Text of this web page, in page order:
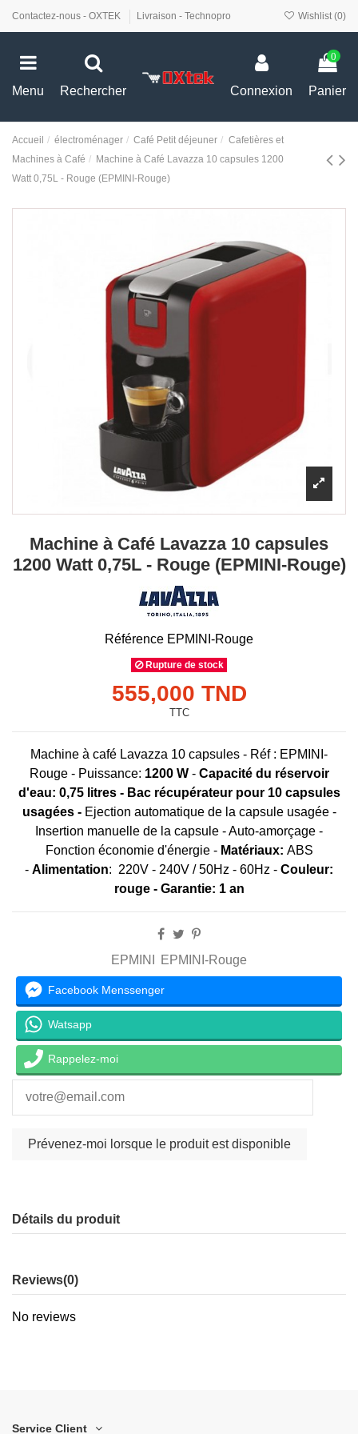
Contactez-nous - OXTEK Livraison - Technopro Wishlist (0)
Menu Rechercher Connexion
0
Panier
Accueil électroménager Café Petit déjeuner
Cafetières et
Machines à Café
Machine à Café Lavazza 10 capsules 1200
Watt 0,75L - Rouge (EPMINI-Rouge)
Machine à Café Lavazza 10 capsules
1200 Watt 0,75L - Rouge (EPMINI-Rouge)
Référence EPMINI-Rouge
Rupture de stock
555,000 TND
TTC
Machine à café Lavazza 10 capsules - Réf : EPMINI-
Rouge - Puissance: 1200 W- Capacité du réservoir
d'eau: 0,75 litres - Bac récupérateur pour 10 capsules
usagées - Ejection automatique de la capsule usagée -
Insertion manuelle de la capsule - Auto-amorçage -
Fonction économie d'énergie -Matériaux: ABS
- Alimentation: 220V - 240V / 50Hz - 60Hz - Couleur:
rouge - Garantie: 1 an
EPMINI EPMINI-Rouge
Facebook Menssenger
Watsapp
Rappelez-moi
Détails du produit
Reviews(0)
No reviews
Service Client